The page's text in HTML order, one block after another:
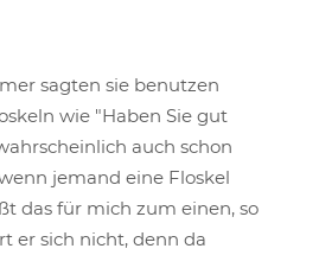
sagten sie benutzen
wie "Haben Sie gut
auch schon
jemand eine Floskel
das für mich zum einen, so
er sich nicht, denn da